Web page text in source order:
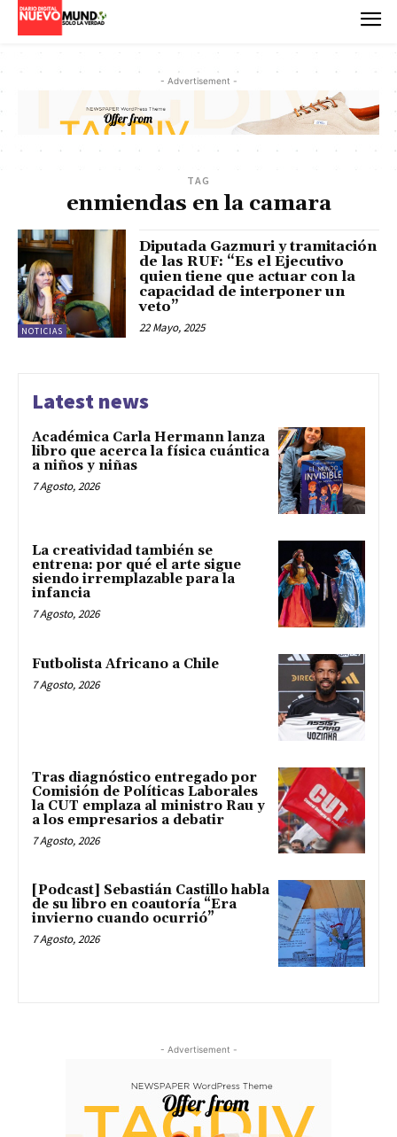
- Advertisement -
TAG
enmiendas en la camara
NOTICIAS
Diputada Gazmuri y tramitación
de las RUF: “Es el Ejecutivo
quien tiene que actuar con la
capacidad de interponer un
veto”
22 Mayo, 2025
Latest news
Académica Carla Hermann lanza
libro que acerca la física cuántica
a niños y niñas
7 Agosto, 2026
La creatividad también se
entrena: por qué el arte sigue
siendo irremplazable para la
infancia
7 Agosto, 2026
Futbolista Africano a Chile
7 Agosto, 2026
Tras diagnóstico entregado por
Comisión de Políticas Laborales
la CUT emplaza al ministro Rau y
a los empresarios a debatir
7 Agosto, 2026
[Podcast] Sebastián Castillo habla
de su libro en coautoría “Era
invierno cuando ocurrió”
7 Agosto, 2026
- Advertisement -